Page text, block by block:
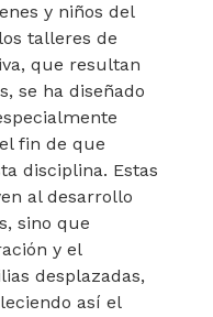
y niños del
talleres de
que resultan
se ha diseñado
fin de que
disciplina. Estas
al desarrollo
sino que
y el
desplazadas,
así el